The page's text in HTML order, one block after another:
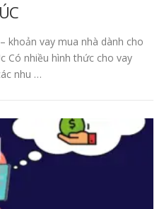
khoản vay mua nhà dành cho
Có nhiều hình thức cho vay
nhu …